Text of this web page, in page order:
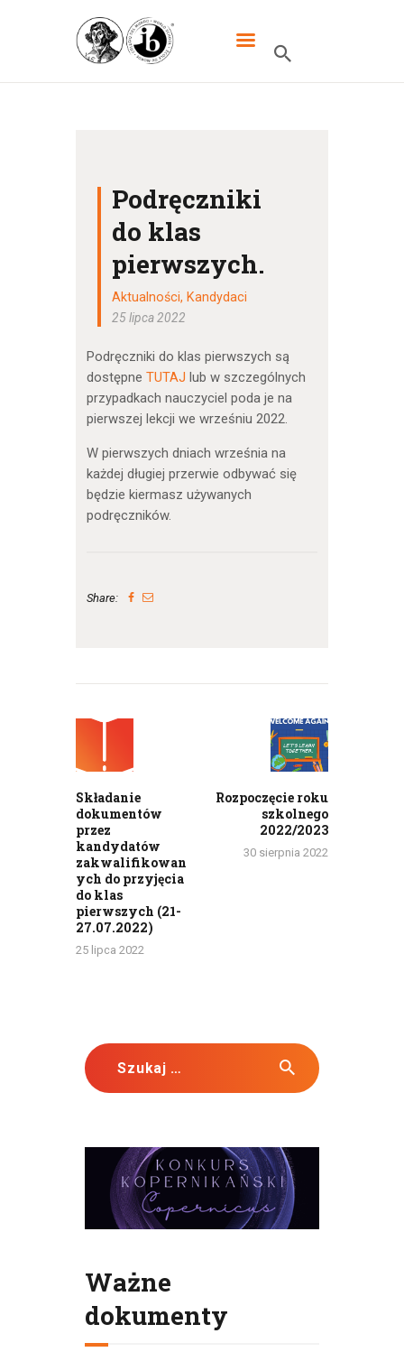
XXXIII LO DWUJĘZYCZNE IM.
MIKOŁAJA KOPERNIKA W
SZKOŁA
UCZNIOWIE
KANDYDACI
RODZICE
WYDARZENIA
KONTAKT
Podręczniki
do klas
pierwszych.
Aktualności,Kandydaci
25 lipca 2022
Podręczniki do klas pierwszych są
dostępne TUTAJ lub w szczególnych
przypadkach nauczyciel poda je na
pierwszej lekcji we wrześniu 2022.
W pierwszych dniach września na
każdej długiej przerwie odbywać się
będzie kiermasz używanych
podręczników.
Share:
wpisu
Składanie
dokumentów
przez
kandydatów
zakwalifikowan
ych do przyjęcia
do klas
pierwszych (21-
27.07.2022)
25 lipca 2022
Rozpoczęcie roku
szkolnego
2022/2023
30 sierpnia 2022
Szukaj:
Ważne
dokumenty